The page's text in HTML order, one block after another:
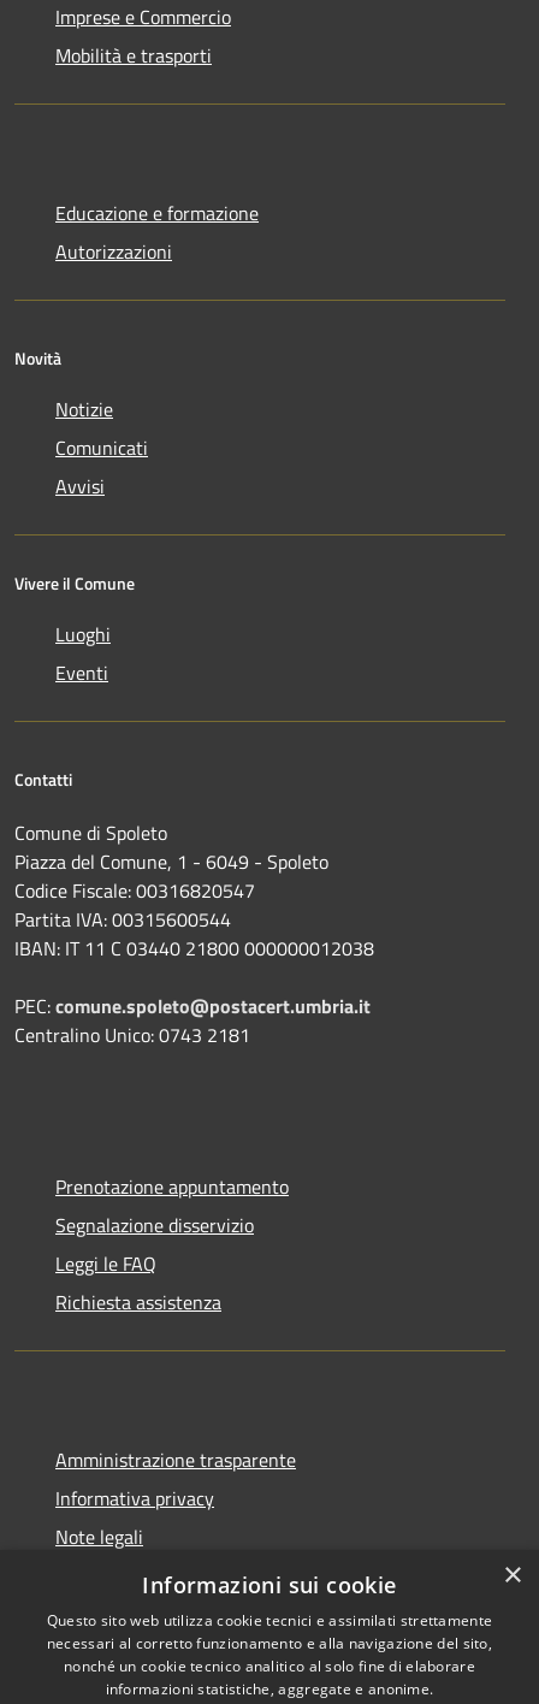
Imprese e Commercio
Mobilità e trasporti
Educazione e formazione
Autorizzazioni
Novità
Notizie
Comunicati
Avvisi
Vivere il Comune
Luoghi
Eventi
Contatti
Comune di Spoleto
Piazza del Comune, 1 - 6049 - Spoleto
Codice Fiscale: 00316820547
Partita IVA: 00315600544
IBAN: IT 11 C 03440 21800 000000012038
PEC:comune.spoleto@postacert.umbria.it
Centralino Unico: 0743 2181
Prenotazione appuntamento
Segnalazione disservizio
Leggi le FAQ
Richiesta assistenza
Amministrazione trasparente
Informativa privacy
Note legali
Dichiarazione di accessibilità
Copyright © 2026 • Comune di
×
Informazioni sui cookie
Questo sito web utilizza cookie tecnici e assimilati strettamente
necessari al corretto funzionamento e alla navigazione del sito,
nonché un cookie tecnico analitico al solo fine di elaborare
informazioni statistiche, aggregate e anonime.